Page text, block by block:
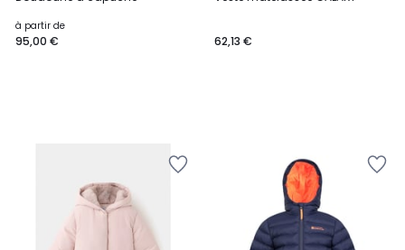
à partir de
95,00 € 62,13 €